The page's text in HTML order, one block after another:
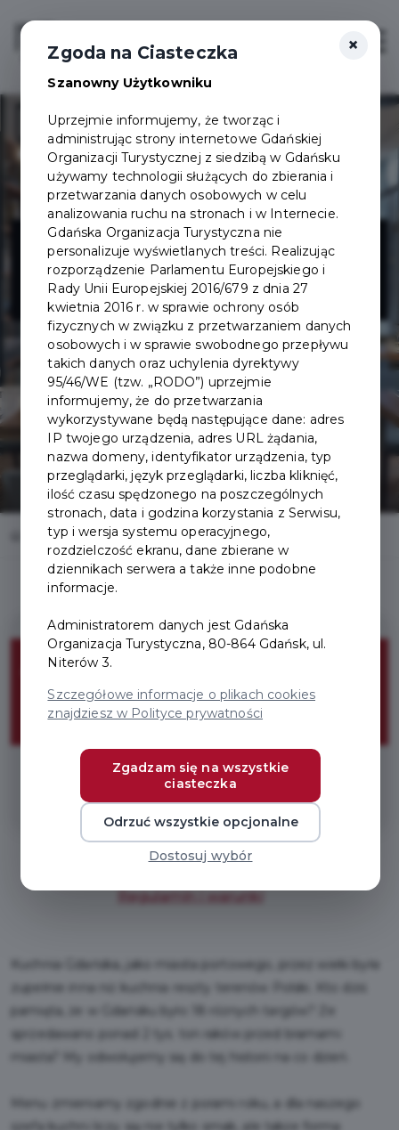
Login/Rejestracja
Restauracja
Mercato
Home Oferty Restauracja Mercato
Menu degustacyjne
Smaki Gdańska
* Wymagany Pakiet Smaki Gdańska Solo
Regulamin i warunki
Kuchnia Gdańska, jako miasta portowego, przez wieki była
zupełnie inna niż kuchnia reszty terenów Polski. Kto dziś
pamięta, że w Gdańsku było 18 różnych targów? Że
sprzedawano ponad 2 tys. ton raków przed bramami
miasta? My odwołujemy się do tej historii na co dzień.
Menu zmieniamy zgodnie z porami roku, a dla naszego
szefa kuchni liczy się nie tylko smak, ale także forma
×
Zgoda na Ciasteczka
Szanowny Użytkowniku
Uprzejmie informujemy, że tworząc i
administrując strony internetowe Gdańskiej
Organizacji Turystycznej z siedzibą w Gdańsku
używamy technologii służących do zbierania i
przetwarzania danych osobowych w celu
analizowania ruchu na stronach i w Internecie.
Gdańska Organizacja Turystyczna nie
personalizuje wyświetlanych treści. Realizując
rozporządzenie Parlamentu Europejskiego i
Rady Unii Europejskiej 2016/679 z dnia 27
kwietnia 2016 r. w sprawie ochrony osób
fizycznych w związku z przetwarzaniem danych
osobowych i w sprawie swobodnego przepływu
takich danych oraz uchylenia dyrektywy
95/46/WE (tzw. „RODO”) uprzejmie
informujemy, że do przetwarzania
wykorzystywane będą następujące dane: adres
IP twojego urządzenia, adres URL żądania,
nazwa domeny, identyfikator urządzenia, typ
przeglądarki, język przeglądarki, liczba kliknięć,
ilość czasu spędzonego na poszczególnych
stronach, data i godzina korzystania z Serwisu,
typ i wersja systemu operacyjnego,
rozdzielczość ekranu, dane zbierane w
dziennikach serwera a także inne podobne
informacje.
Administratorem danych jest Gdańska
Organizacja Turystyczna, 80-864 Gdańsk, ul.
Niterów 3.
Szczegółowe informacje o plikach cookies
znajdziesz w Polityce prywatności
Zgadzam się na wszystkie
ciasteczka
Odrzuć wszystkie opcjonalne
Dostosuj wybór